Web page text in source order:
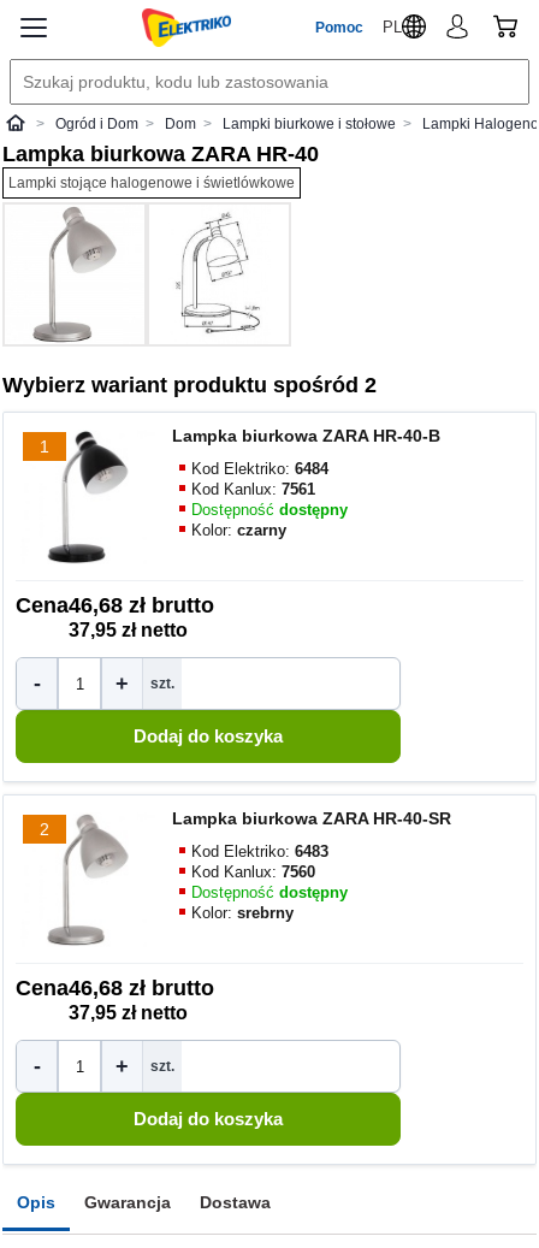
Pomoc PL
ElektrikoOgród i Dom Dom Lampki biurkowe i stołowe Lampki
Lampka biurkowa ZARA HR-40
Lampki stojące halogenowe i świetlówkowe
Wybierz wariant produktu spośród 2
1
Lampka biurkowa ZARA HR-40-B
Kod Elektriko:6484
Kod Kanlux:7561
Dostępnośćdostępny
Kolor:czarny
Cena46,68 zł brutto
37,95 zł netto
- + szt.
2
Lampka biurkowa ZARA HR-40-SR
Kod Elektriko:6483
Kod Kanlux:7560
Dostępnośćdostępny
Kolor:srebrny
Cena46,68 zł brutto
37,95 zł netto
- + szt.
Opis Gwarancja Dostawa